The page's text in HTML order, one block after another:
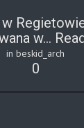
w...
in beskid_arch
0